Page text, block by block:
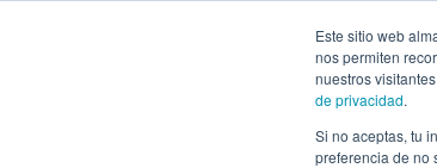
Este sitio web
nos permiten
nuestros
de privacidad.
Si no aceptas, tu
preferencia de no
Decoración»20 mesas